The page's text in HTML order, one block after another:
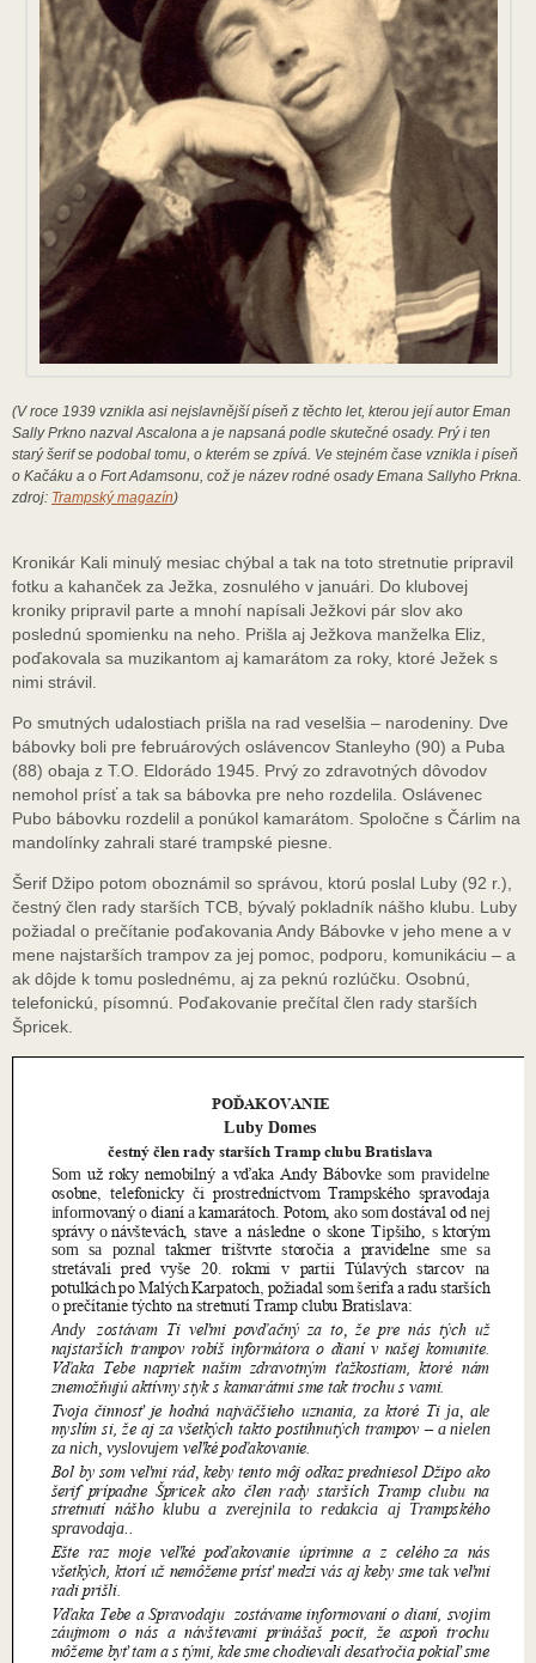
(V roce 1939 vznikla asi nejslavnější píseň z těchto let, kterou její autor Eman
Sally Prkno nazval Ascalona a je napsaná podle skutečné osady. Prý i ten
starý šerif se podobal tomu, o kterém se zpívá. Ve stejném čase vznikla i píseň
o Kačáku a o Fort Adamsonu, což je název rodné osady Emana Sallyho Prkna.
zdroj: Trampský magazín)
Kronikár Kali minulý mesiac chýbal a tak na toto stretnutie pripravil
fotku a kahanček za Ježka, zosnulého v januári. Do klubovej
kroniky pripravil parte a mnohí napísali Ježkovi pár slov ako
poslednú spomienku na neho. Prišla aj Ježkova manželka Eliz,
poďakovala sa muzikantom aj kamarátom za roky, ktoré Ježek s
nimi strávil.
Po smutných udalostiach prišla na rad veselšia – narodeniny. Dve
bábovky boli pre februárových oslávencov Stanleyho (90) a Puba
(88) obaja z T.O. Eldorádo 1945. Prvý zo zdravotných dôvodov
nemohol prísť a tak sa bábovka pre neho rozdelila. Oslávenec
Pubo bábovku rozdelil a ponúkol kamarátom. Spoločne s Čárlim na
mandolínky zahrali staré trampské piesne.
Šerif Džipo potom oboznámil so správou, ktorú poslal Luby (92 r.),
čestný člen rady starších TCB, bývalý pokladník nášho klubu. Luby
požiadal o prečítanie poďakovania Andy Bábovke v jeho mene a v
mene najstarších trampov za jej pomoc, podporu, komunikáciu – a
ak dôjde k tomu poslednému, aj za peknú rozlúčku. Osobnú,
telefonickú, písomnú. Poďakovanie prečítal člen rady starších
Špricek.